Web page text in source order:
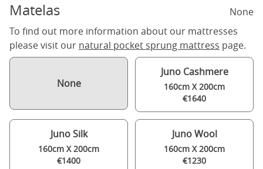
Matelas
None
To find out more information about our mattresses
please visit our natural pocket sprung mattress page.
None
Juno Cashmere
160cm X 200cm
€1640
Juno Silk
160cm X 200cm
€1400
Juno Wool
160cm X 200cm
€1230